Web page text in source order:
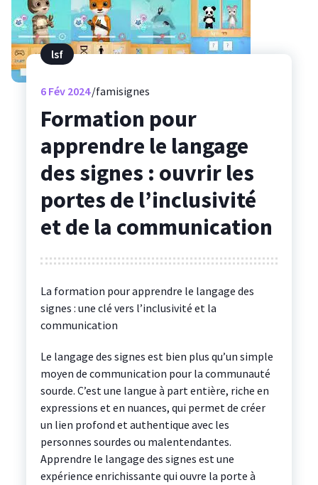
lsf
6Fév 2024 famisignes
Formation pour
apprendre le langage
des signes : ouvrir les
portes de l’inclusivité
et de la communication
La formation pour apprendre le langage des
signes : une clé vers l’inclusivité et la
communication
Le langage des signes est bien plus qu’un simple
moyen de communication pour la communauté
sourde. C’est une langue à part entière, riche en
expressions et en nuances, qui permet de créer
un lien profond et authentique avec les
personnes sourdes ou malentendantes.
Apprendre le langage des signes est une
expérience enrichissante qui ouvre la porte à